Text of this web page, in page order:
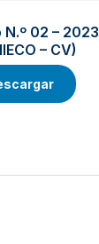
02 – 2023
– CV)